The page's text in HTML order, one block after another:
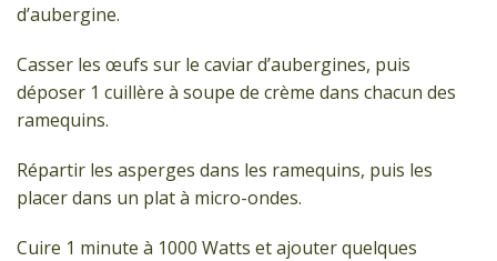
d’aubergine.
Casser les œufs sur le caviar d’aubergines, puis
déposer 1 cuillère à soupe de crème dans chacun des
ramequins.
Répartir les asperges dans les ramequins, puis les
placer dans un plat à micro-ondes.
Cuire 1 minute à 1000 Watts et ajouter quelques